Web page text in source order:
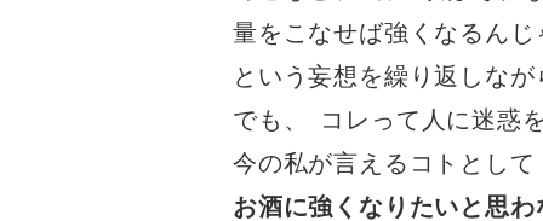
量をこなせば強くなるんじ
という妄想を繰り返しなが
でも 、 コレって人に迷惑
今の私が言えるコトとして
お酒に強くなりたいと思わ